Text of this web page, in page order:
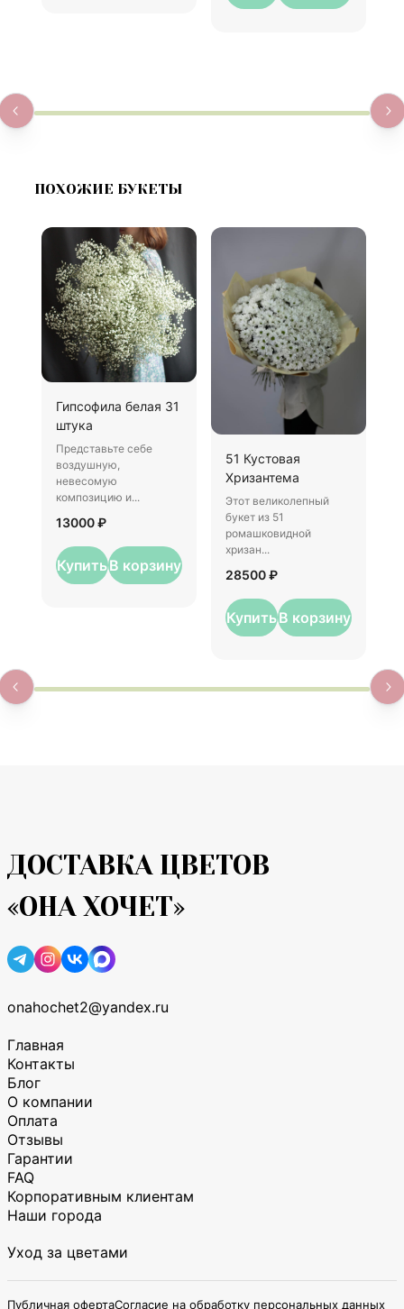
ПОХОЖИЕ БУКЕТЫ
Гипсофила белая 31
штука
Представьте себе
воздушную,
невесомую
композицию и...
13000 ₽
КупитьВ корзину
51 Кустовая
Хризантема
Этот великолепный
букет из 51
ромашковидной
хризан...
28500 ₽
КупитьВ корзину
ДОСТАВКА ЦВЕТОВ
«ОНА ХОЧЕТ»
onahochet2@yandex.ru
Главная
Контакты
Блог
О компании
Оплата
Отзывы
Гарантии
FAQ
Корпоративным клиентам
Наши города
Уход за цветами
Публичная офертаСогласие на обработку персональных данных